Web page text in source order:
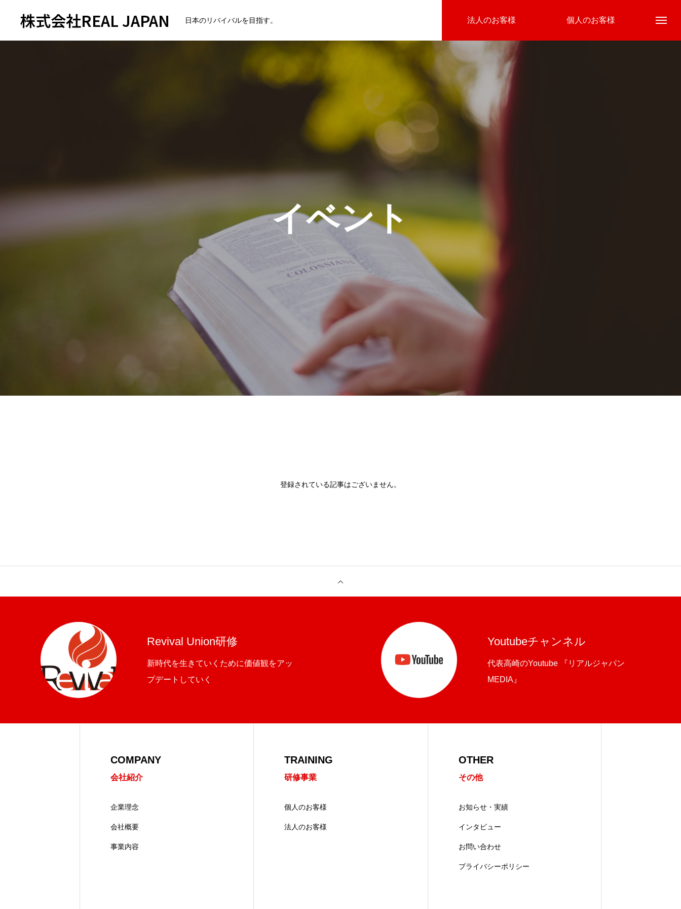
株式会社REAL JAPAN 日本のリバイバルを目指す。 法人のお客様 個人のお客様
イベント
登録されている記事はございません。
Revival Union研修
新時代を生きていくために価値観をアッ
プデートしていく
Youtubeチャンネル
代表高崎のYoutube 『リアルジャパン
MEDIA』
COMPANY
会社紹介
企業理念
会社概要
事業内容
TRAINING
研修事業
個人のお客様
法人のお客様
OTHER
その他
お知らせ・実績
インタビュー
お問い合わせ
プライバシーポリシー